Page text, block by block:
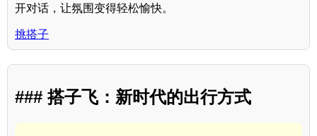
开对话，让氛围变得轻松愉快。
挑搭子
### 搭子飞：新时代的出行方式